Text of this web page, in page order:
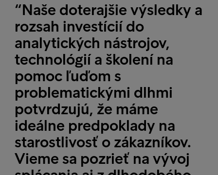
“Naše doterajšie výsledky a
rozsah investícií do
analytických nástrojov,
technológií a školení na
pomoc ľuďom s
problematickými dlhmi
potvrdzujú, že máme
ideálne predpoklady na
starostlivosť o zákazníkov.
Vieme sa pozrieť na vývoj